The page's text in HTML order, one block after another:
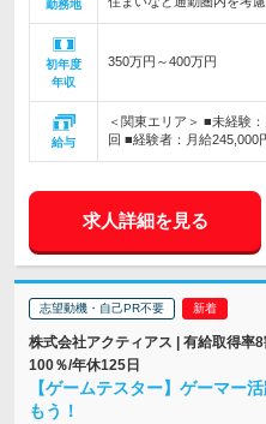
勤務地
初年度
年収
350万円～400万円
給与
＜関東エリア＞ ■未経験
回 ■経験者：月給245,000
求人詳細を見る
志望動機・自己PR不要
株式会社アクティアス | 有給取得率
100％/年休125日
【ゲームテスター】ゲーマー
もう！